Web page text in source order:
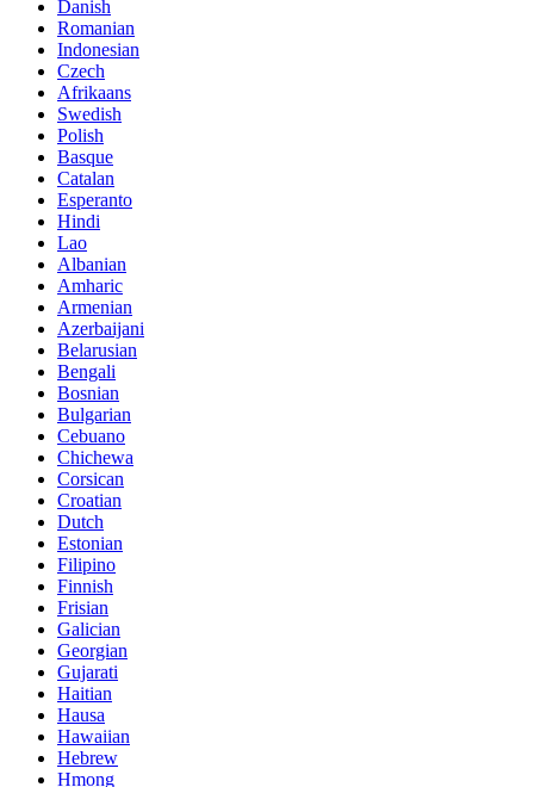
Danish
Romanian
Indonesian
Czech
Afrikaans
Swedish
Polish
Basque
Catalan
Esperanto
Hindi
Lao
Albanian
Amharic
Armenian
Azerbaijani
Belarusian
Bengali
Bosnian
Bulgarian
Cebuano
Chichewa
Corsican
Croatian
Dutch
Estonian
Filipino
Finnish
Frisian
Galician
Georgian
Gujarati
Haitian
Hausa
Hawaiian
Hebrew
Hmong